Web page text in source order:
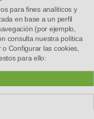
para fines analíticos y
en base a un perfil
(por ejemplo,
consulta nuestra política
Configurar las cookies,
para ello: